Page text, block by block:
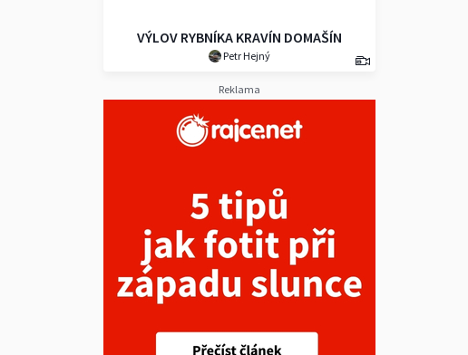
VÝLOV RYBNÍKA KRAVÍN DOMAŠÍN
Petr Hejný
Reklama